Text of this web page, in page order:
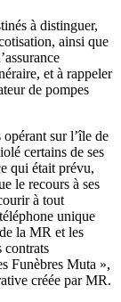
à distinguer,
ainsi que
et à rappeler
de pompes
sur l’île de
certains de ses
qui était prévu,
le recours à ses
à tout
unique
la MR et les
contrats
Funèbres Muta »,
créée par MR.